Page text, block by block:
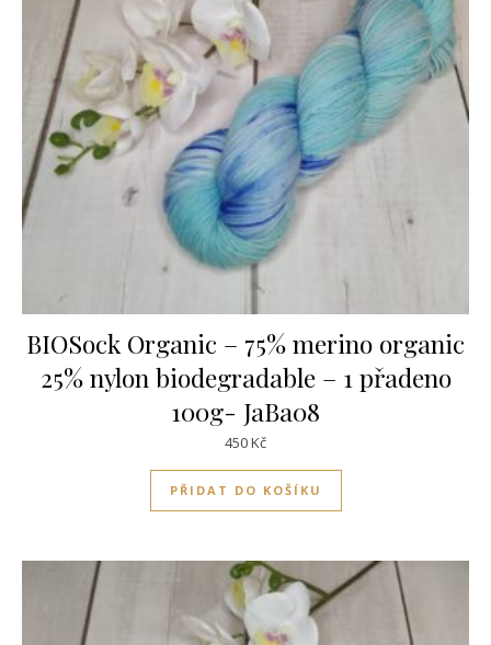
BIOSock Organic – 75% merino organic
25% nylon biodegradable – 1 přadeno
100g- JaBa08
450Kč
PŘIDAT DO KOŠÍKU